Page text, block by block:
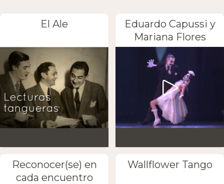
El Ale
Eduardo Capussi y
Mariana Flores
Reconocer(se) en
cada encuentro
Wallflower Tango